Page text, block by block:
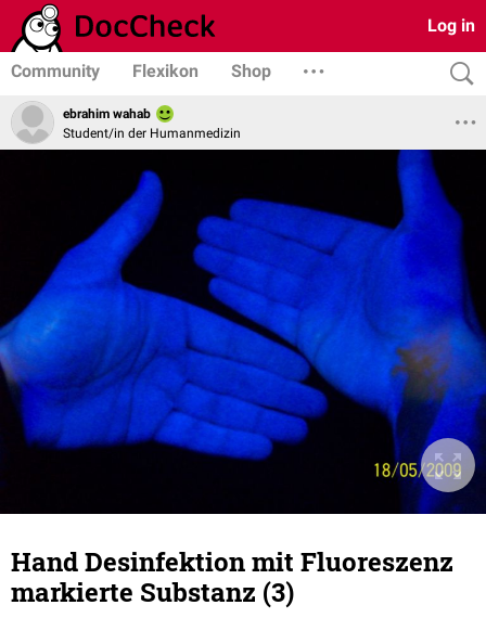
Log in
Community Flexikon Shop
ebrahim wahab
Student/in der Humanmedizin
Hand Desinfektion mit Fluoreszenz
markierte Substanz (3)